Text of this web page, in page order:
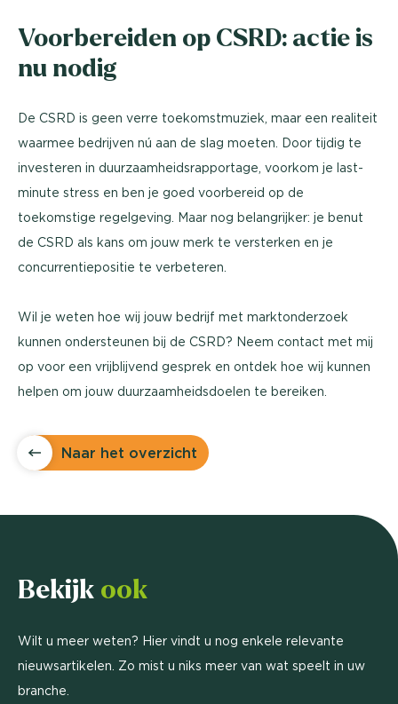
Voorbereiden op CSRD: actie is
nu nodig
De CSRD is geen verre toekomstmuziek, maar een realiteit
waarmee bedrijven nú aan de slag moeten. Door tijdig te
investeren in duurzaamheidsrapportage, voorkom je last-
minute stress en ben je goed voorbereid op de
toekomstige regelgeving. Maar nog belangrijker: je benut
de CSRD als kans om jouw merk te versterken en je
concurrentiepositie te verbeteren.
Wil je weten hoe wij jouw bedrijf met marktonderzoek
kunnen ondersteunen bij de CSRD? Neem contact met mij
op voor een vrijblijvend gesprek en ontdek hoe wij kunnen
helpen om jouw duurzaamheidsdoelen te bereiken.
Naar het overzicht
Bekijk ook
Wilt u meer weten? Hier vindt u nog enkele relevante
nieuwsartikelen. Zo mist u niks meer van wat speelt in uw
branche.